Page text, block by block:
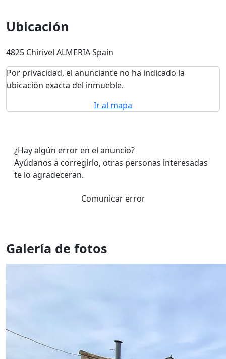
Ubicación
4825 Chirivel ALMERIA Spain
Por privacidad, el anunciante no ha indicado la
ubicación exacta del inmueble.
Ir al mapa
¿Hay algún error en el anuncio?
Ayúdanos a corregirlo, otras personas interesadas
te lo agradeceran.
Comunicar error
Galería de fotos